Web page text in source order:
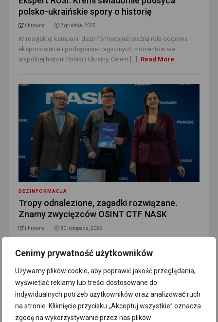
Cenimy prywatność użytkowników
Używamy plików cookie, aby poprawić jakość przeglądania,
wyświetlać reklamy lub treści dostosowane do
indywidualnych potrzeb użytkowników oraz analizować ruch
na stronie. Kliknięcie przycisku „Akceptuj wszystkie” oznacza
zgodę na wykorzystywanie przez nas plików
polsko-ukraińskie spory o historię
i.hrywna 2 grudnia, 2025
W rosyjskiej kampanii dezinformacyjnej ważną rolę odgrywa
eksponowanie i podsycanie tragicznych momentów we
wspólnej historii Polski i Ukrainy. Celem [...]
Read More
DEZINFORMACJA
Tropy odnalezione, zagadki rozwiązane.
Znamy zwycięzców OSINT CTF NASK
i.hrywna 30 listopada, 2025
zleceniodawca przekazany odpowiednim służbom, a kryzys